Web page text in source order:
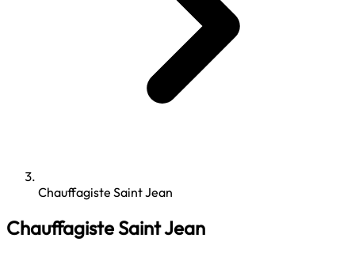
Chauffagiste Saint Jean
Chauffagiste Saint Jean